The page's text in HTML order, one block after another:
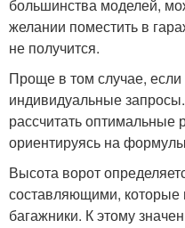
большинства моделей,
желании поместить в
не получится.
Проще в том случае, если
индивидуальные
рассчитать
ориентируясь на
Высота ворот
составляющими, которые
багажники. К этому